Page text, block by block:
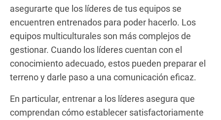
asegurarte que los líderes de tus equipos se
encuentren entrenados para poder hacerlo. Los
equipos multiculturales son más complejos de
gestionar. Cuando los líderes cuentan con el
conocimiento adecuado, estos pueden preparar el
terreno y darle paso a una comunicación eficaz.
En particular, entrenar a los líderes asegura que
comprendan cómo establecer satisfactoriamente